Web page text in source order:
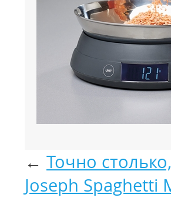
← Точно
Joseph Spaghetti